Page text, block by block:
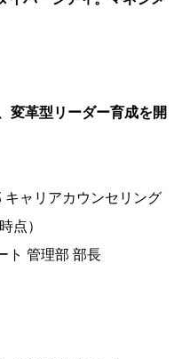
変革型リーダー育成を開
ャリアカウンセリング
点）
ト 管理部 部長